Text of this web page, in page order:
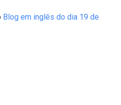
Blog em inglês do dia 19 de